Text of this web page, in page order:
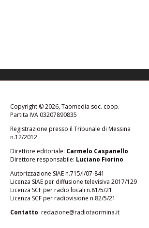
Copyright © 2026, Taomedia soc. coop.
Partita IVA 03207890835
Registrazione presso il Tribunale di Messina
n.12/2012
Direttore editoriale: Carmelo Caspanello
Direttore responsabile: Luciano Fiorino
Autorizzazione SIAE n.715/I/07-841
Licenza SIAE per diffusione televisiva 2017/129
Licenza SCF per radio locali n.81/5/21
Licenza SCF per radiovisione n.82/5/21
Contatto: redazione@radiotaormina.it